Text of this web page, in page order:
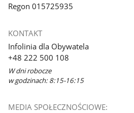
Regon 015725935
KONTAKT
Infolinia dla Obywatela
+48 222 500 108
W dni robocze
w godzinach: 8:15-16:15
MEDIA SPOŁECZNOŚCIOWE: